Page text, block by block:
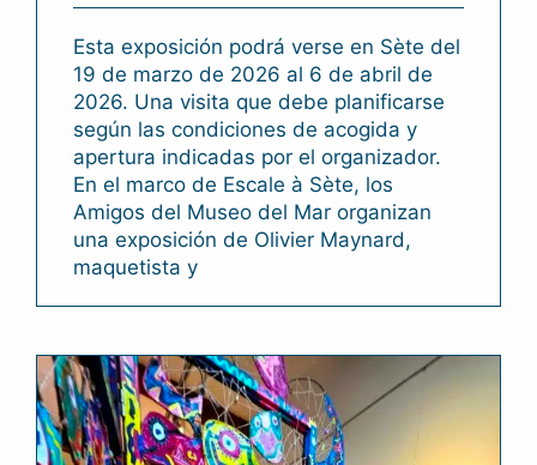
Esta exposición podrá verse en Sète del
19 de marzo de 2026 al 6 de abril de
2026. Una visita que debe planificarse
según las condiciones de acogida y
apertura indicadas por el organizador.
En el marco de Escale à Sète, los
Amigos del Museo del Mar organizan
una exposición de Olivier Maynard,
maquetista y